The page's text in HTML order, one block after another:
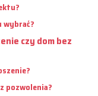
wybrać?
czy dom bez
pozwolenia?